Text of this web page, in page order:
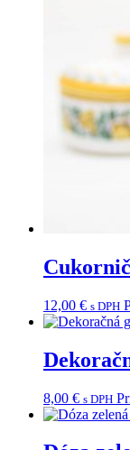
12,00 € s DPH
8,00 € s DPH